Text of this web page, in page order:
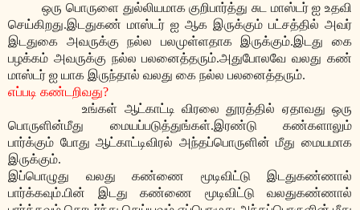
ஒரு பொருளை துல்லியமாக குறிபார்த்து சுட மாஸ்டர் ஐ உதவி
செய்கிறது.இடதுகண் மாஸ்டர் ஐ ஆக இருக்கும் பட்சத்தில் அவர்
இடதுகை அவருக்கு நல்ல பலமுள்ளதாக இருக்கும்.இடது கை
பழக்கம் அவருக்கு நல்ல பலனைத்தரும்.அதுபோலவே வலது கண்
மாஸ்டர் ஐ யாக இருந்தால் வலது கை நல்ல பலனைத்தரும்.
எப்படி கண்டறிவது?
உங்கள் ஆட்காட்டி விரலை தூரத்தில் ஏதாவது ஒரு
பொருளின்மீது மையப்படுத்துங்கள்.இரண்டு கண்களாலும்
பார்க்கும் போது ஆட்காட்டிவிரல் அந்தப்பொருளின் மீது மையமாக
இருக்கும்.
இப்பொழுது வலது கண்ணை மூடிவிட்டு இடதுகண்ணால்
பார்க்கவும்.பின் இடது கண்ணை மூடிவிட்டு வலதுகண்ணால்